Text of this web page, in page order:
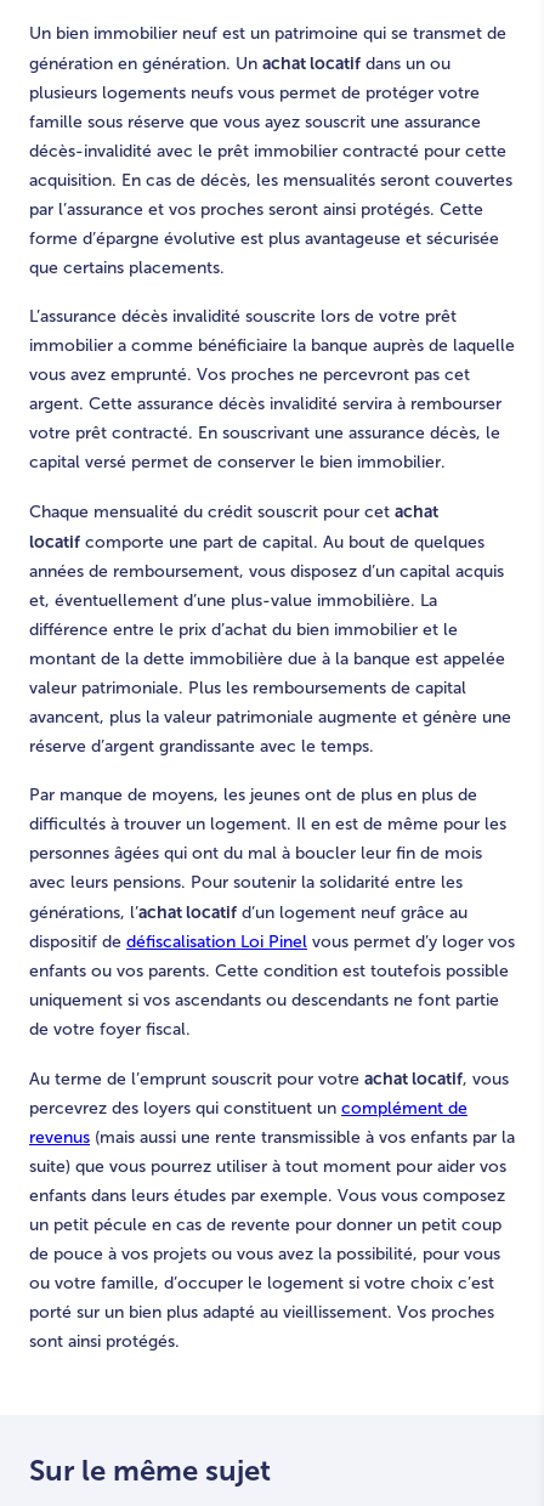
Un bien immobilier neuf est un patrimoine qui se transmet de
génération en génération. Un achat locatif dans un ou
plusieurs logements neufs vous permet de protéger votre
famille sous réserve que vous ayez souscrit une assurance
décès-invalidité avec le prêt immobilier contracté pour cette
acquisition. En cas de décès, les mensualités seront couvertes
par l’assurance et vos proches seront ainsi protégés. Cette
forme d’épargne évolutive est plus avantageuse et sécurisée
que certains placements.
L’assurance décès invalidité souscrite lors de votre prêt
immobilier a comme bénéficiaire la banque auprès de laquelle
vous avez emprunté. Vos proches ne percevront pas cet
argent. Cette assurance décès invalidité servira à rembourser
votre prêt contracté. En souscrivant une assurance décès, le
capital versé permet de conserver le bien immobilier.
Chaque mensualité du crédit souscrit pour cet achat
locatif comporte une part de capital. Au bout de quelques
années de remboursement, vous disposez d’un capital acquis
et, éventuellement d’une plus-value immobilière. La
différence entre le prix d’achat du bien immobilier et le
montant de la dette immobilière due à la banque est appelée
valeur patrimoniale. Plus les remboursements de capital
avancent, plus la valeur patrimoniale augmente et génère une
réserve d’argent grandissante avec le temps.
Par manque de moyens, les jeunes ont de plus en plus de
difficultés à trouver un logement. Il en est de même pour les
personnes âgées qui ont du mal à boucler leur fin de mois
avec leurs pensions. Pour soutenir la solidarité entre les
générations, l’achat locatif d’un logement neuf grâce au
dispositif de défiscalisation Loi Pinel vous permet d’y loger vos
enfants ou vos parents. Cette condition est toutefois possible
uniquement si vos ascendants ou descendants ne font partie
de votre foyer fiscal.
Au terme de l’emprunt souscrit pour votre achat locatif, vous
percevrez des loyers qui constituent un complément de
revenus (mais aussi une rente transmissible à vos enfants par la
suite) que vous pourrez utiliser à tout moment pour aider vos
enfants dans leurs études par exemple. Vous vous composez
un petit pécule en cas de revente pour donner un petit coup
de pouce à vos projets ou vous avez la possibilité, pour vous
ou votre famille, d’occuper le logement si votre choix c’est
porté sur un bien plus adapté au vieillissement. Vos proches
sont ainsi protégés.
Sur le même sujet